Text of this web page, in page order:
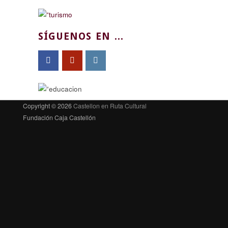
SÍGUENOS EN ...
Copyright © 2026Castellon en Ruta Cultural
Fundación Caja Castellón